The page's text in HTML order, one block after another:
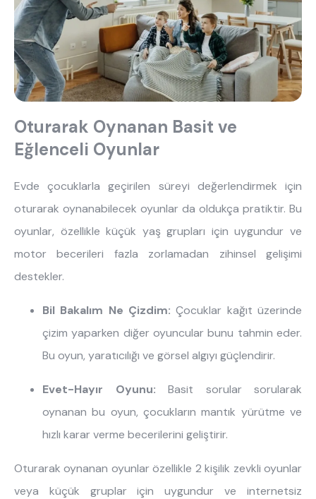
Oturarak Oynanan Basit ve
Eğlenceli Oyunlar
Evde çocuklarla geçirilen süreyi değerlendirmek için
oturarak oynanabilecek oyunlar da oldukça pratiktir. Bu
oyunlar, özellikle küçük yaş grupları için uygundur ve
motor becerileri fazla zorlamadan zihinsel gelişimi
destekler.
Bil Bakalım Ne Çizdim: Çocuklar kağıt üzerinde
çizim yaparken diğer oyuncular bunu tahmin eder.
Bu oyun, yaratıcılığı ve görsel algıyı güçlendirir.
Evet-Hayır Oyunu: Basit sorular sorularak
oynanan bu oyun, çocukların mantık yürütme ve
hızlı karar verme becerilerini geliştirir.
Oturarak oynanan oyunlar özellikle 2 kişilik zevkli oyunlar
veya küçük gruplar için uygundur ve internetsiz